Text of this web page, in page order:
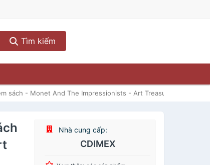
Tìm kiếm
sách - Monet And The Impressionists - Art Treasures
Nhà cung cấp:
CDIMEX